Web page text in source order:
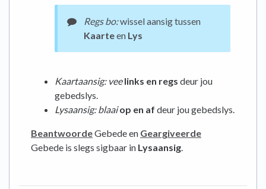
Regs bo:wissel aansig tussen
Kaarteen Lys
Kaartaansig: vee links en regs deur jou
gebedslys.
Lysaansig: blaai op en af ​​deur jou gebedslys.
BeantwoordeGebede en Geargiveerde
Gebede is slegs sigbaar in Lysaansig